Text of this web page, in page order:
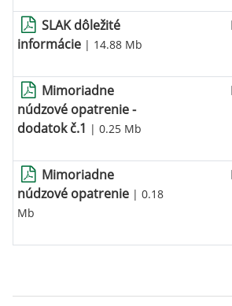
SLAK dôležité
informácie | 14.88 Mb
Mimoriadne
núdzové opatrenie -
dodatok č.1 | 0.25 Mb
Mimoriadne
núdzové opatrenie | 0.18
Mb